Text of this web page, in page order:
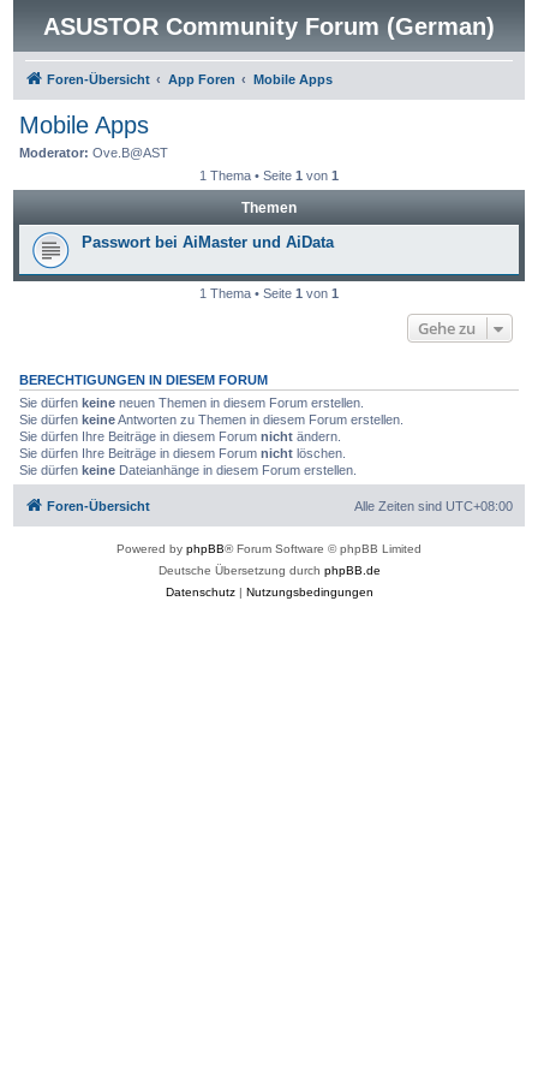
ASUSTOR Community Forum (German)
Foren-Übersicht App Foren Mobile Apps
Mobile Apps
Moderator: Ove.B@AST
1 Thema • Seite 1 von 1
Themen
Passwort bei AiMaster und AiData
1 Thema • Seite 1 von 1
Gehe zu
BERECHTIGUNGEN IN DIESEM FORUM
Sie dürfen keineneuen Themen in diesem Forum erstellen.
Sie dürfen keineAntworten zu Themen in diesem Forum erstellen.
Sie dürfen Ihre Beiträge in diesem Forum nichtändern.
Sie dürfen Ihre Beiträge in diesem Forum nichtlöschen.
Sie dürfen keineDateianhänge in diesem Forum erstellen.
Foren-Übersicht Alle Zeiten sind UTC+08:00
Powered by phpBB® Forum Software © phpBB Limited
Deutsche Übersetzung durch phpBB.de
Datenschutz| Nutzungsbedingungen